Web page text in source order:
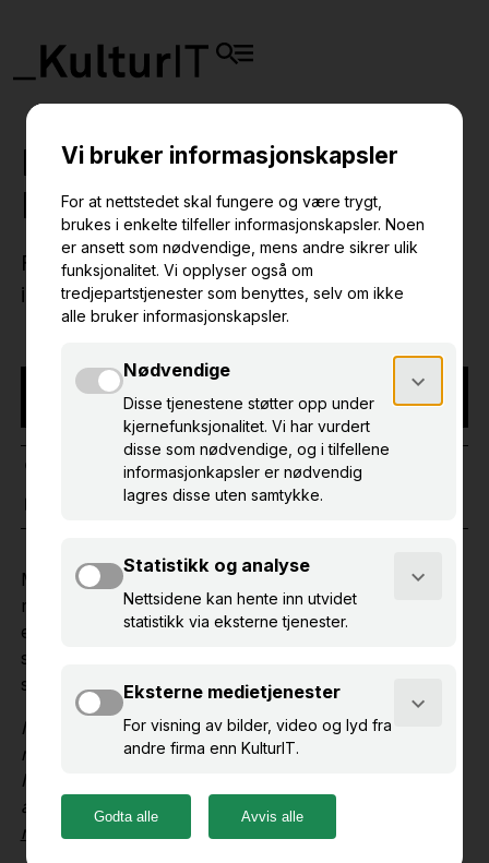
Produktmøte om eKultur
DAMS
Få med deg nyheter, muligheter og aktuelt
innen eKultur DAMS.
NB! Arrangementet har funnet sted
NETTBASERT EKULTUR DAMS
19. mars 2026
10.00 – 12.00
Museer sitter på store mengder mediafiler som i
mange tilfeller er lagret i ulike løsninger, i flere
eksemplarer og uten gode sorterings- og
søkemuligheter. eKultur DAMS sørger for ryddig og
sikker lagring og forvaltning av slike filer.
I samarbeidsprosjektet "Pilot for langtidsbevaring av
museenes digitale kulturarv" mellom KulturIT og
Nasjonalbiblioteket har eKultur DAMS blitt brukt som
avleverende system.
Les mer på Nasjonalbibliotekets
nettsider